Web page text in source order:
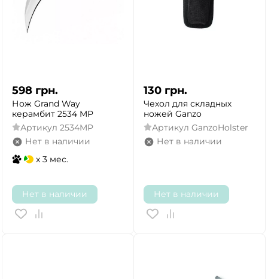
598 грн.
Нож Grand Way
керамбит 2534 MP
Артикул 2534MP
Нет в наличии
x 3 мес.
Нет в наличии
130 грн.
Чехол для складных
ножей Ganzo
Артикул GanzoHolster
Нет в наличии
Нет в наличии